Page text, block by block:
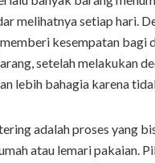
melihatnya setiap hari.
kesempatan bagi
setelah melakukan
lebih bahagia karena
adalah proses yang
atau lemari pakaian.